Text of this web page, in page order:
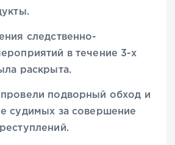
следственно-
в течение 3-х
раскрыта.
провели подворный обход и
судимых за совершение